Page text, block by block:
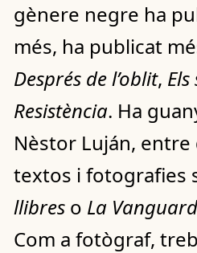
gènere negre ha
més, ha publicat
Després de l’oblit,
Resistència. Ha
Nèstor Luján, entre
textos i fotografies
llibres o La
Com a fotògraf,